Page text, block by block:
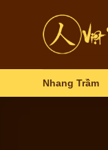
Nhang Trầm